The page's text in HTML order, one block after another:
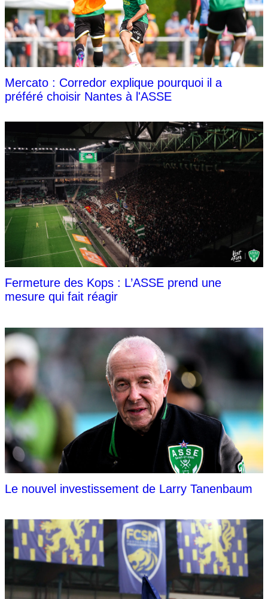
Mercato : Corredor explique pourquoi il a
préféré choisir Nantes à l'ASSE
Fermeture des Kops : L’ASSE prend une
mesure qui fait réagir
Le nouvel investissement de Larry Tanenbaum